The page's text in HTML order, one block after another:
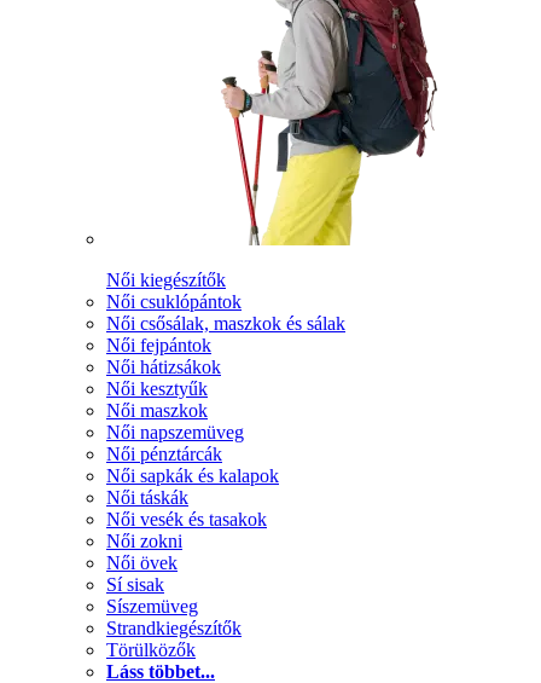
Női kiegészítők
Női csuklópántok
Női csősálak, maszkok és sálak
Női fejpántok
Női hátizsákok
Női kesztyűk
Női maszkok
Női napszemüveg
Női pénztárcák
Női sapkák és kalapok
Női táskák
Női vesék és tasakok
Női zokni
Női övek
Sí sisak
Síszemüveg
Strandkiegészítők
Törülközők
Láss többet...